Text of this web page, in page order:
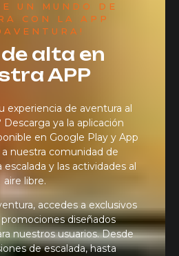
UN MUNDO DE
CON LA APP
alta en
APP
experiencia de aventura al
ya la aplicación
en Google Play y App
nuestra comunidad de
escalada y las actividades al
aire libre.
accedes a exclusivos
diseñados
nuestros usuarios. Desde
de escalada, hasta